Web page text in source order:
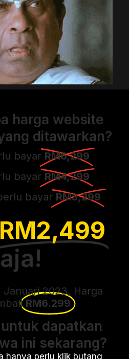
harga website
ditawarkan?
bayar RM6,299
bayar RM4,299
bayar RM3,299
RM2,499
Januari 2023, Harga
RM6.299
dapatkan
ini sekarang?
hanya perlu klik butang